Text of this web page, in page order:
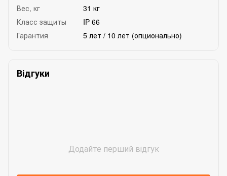
Вес, кг
31 кг
Класс защиты
IP 66
Гарантия
5 лет / 10 лет (опционально)
Відгуки
Додайте перший відгук